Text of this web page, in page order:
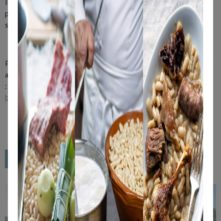
Il regroupe des collections des Beaux-Arts et compte à ce jour
plus de 4 000 pièces, réparties également entre peintures et
sculptures.
Pour de plus amples informations et télécharger les guides
appropriés pour planifier vos visites dans la cité Rose
:
https://www.toulouse-tourisme.com/preparer-son-sejour/nos-
brochures/
Retour aux activités